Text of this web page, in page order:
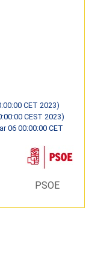
CET 2023)
CEST 2023)
06 00:00:00 CET
PSOE